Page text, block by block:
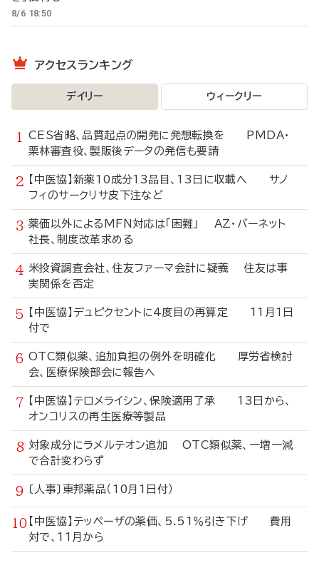
8/6 18:50
アクセスランキング
デイリー ウィークリー
CES省略、品質起点の開発に発想転換を PMDA・
栗林審査役、製販後データの発信も要請
【中医協】新薬10成分13品目、13日に収載へ サノ
フィのサークリサ皮下注など
薬価以外によるMFN対応は「困難」 AZ・バーネット
社長、制度改革求める
米投資調査会社、住友ファーマ会計に疑義 住友は事
実関係を否定
【中医協】デュピクセントに4度目の再算定 11月1日
付で
OTC類似薬、追加負担の例外を明確化 厚労省検討
会、医療保険部会に報告へ
【中医協】テロメライシン、保険適用了承 13日から、
オンコリスの再生医療等製品
対象成分にラメルテオン追加 OTC類似薬、一増一減
で合計変わらず
〔人事〕東邦薬品（10月1日付）
【中医協】テッペーザの薬価、5.51％引き下げ 費用
対で、11月から